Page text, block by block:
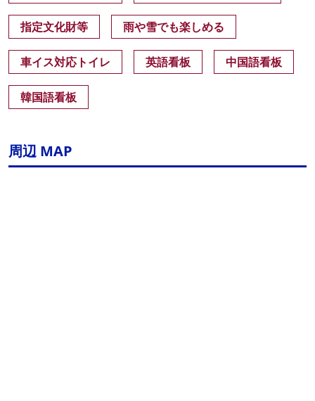
指定文化財等 雨や雪でも楽しめる
車イス対応トイレ 英語看板 中国語看板
韓国語看板
周辺 MAP